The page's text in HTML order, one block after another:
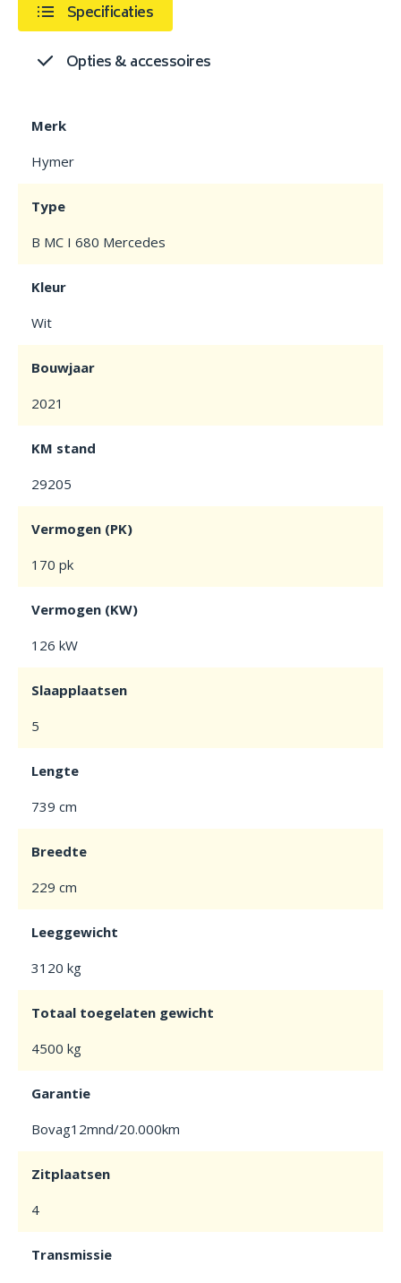
Specificaties
Opties & accessoires
Merk
Hymer
Type
B MC I 680 Mercedes
Kleur
Wit
Bouwjaar
2021
KM stand
29205
Vermogen (PK)
170 pk
Vermogen (KW)
126 kW
Slaapplaatsen
5
Lengte
739 cm
Breedte
229 cm
Leeggewicht
3120 kg
Totaal toegelaten gewicht
4500 kg
Garantie
Bovag12mnd/20.000km
Zitplaatsen
4
Transmissie